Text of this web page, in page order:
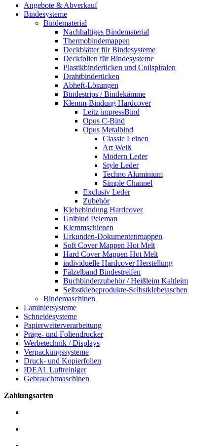
Angebote & Abverkauf
Bindesysteme
Bindematerial
Nachhaltiges Bindematerial
Thermobindemappen
Deckblätter für Bindesysteme
Deckfolien für Bindesysteme
Plastikbinderücken und Coilspiralen
Drahtbinderücken
Abheft-Lösungen
Bindestrips / Bindekämme
Klemm-Bindung Hardcover
Leitz impressBind
Opus C-Bind
Opus Metalbind
Classic Leinen
Art Weiß
Modern Leder
Style Leder
Techno Aluminium
Simple Channel
Exclusiv Leder
Zubehör
Klebebindung Hardcover
Unibind Peleman
Klemmschienen
Urkunden-Dokumentenmappen
Soft Cover Mappen Hot Melt
Hard Cover Mappen Hot Melt
individuelle Hardcover Herstellung
Fälzelband Bindestreifen
Buchbinderzubehör / Heißleim Kaltleim
Selbstklebeprodukte-Selbstklebetaschen
Bindemaschinen
Laminiersysteme
Schneidesysteme
Papierweiterverarbeitung
Präge- und Foliendrucker
Werbetechnik / Displays
Verpackungssysteme
Druck- und Kopierfolien
IDEAL Luftreiniger
Gebrauchtmaschinen
Zahlungsarten